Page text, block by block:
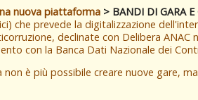
nuova piattaforma > BANDI DI GARA
che prevede la digitalizzazione
declinate con Delibera
con la Banca Dati Nazionale dei
è più possibile creare nuove gare,